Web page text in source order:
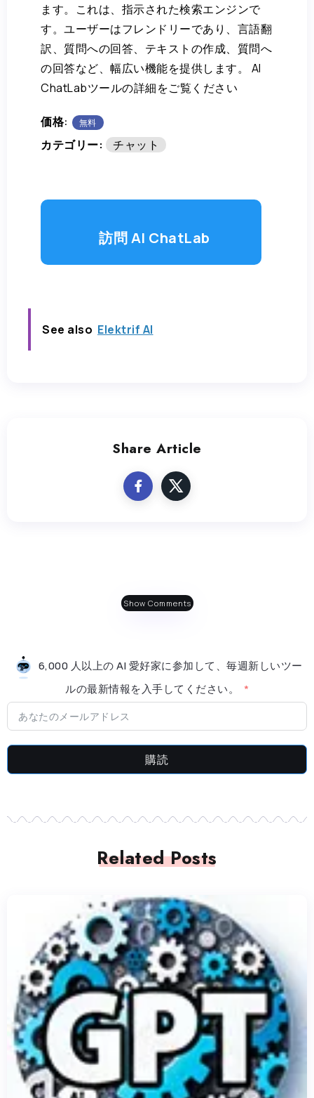
ます。これは、指示された検索エンジンで
す。ユーザーはフレンドリーであり、言語翻
訳、質問への回答、テキストの作成、質問へ
の回答など、幅広い機能を提供します。 AI
ChatLabツールの詳細をご覧ください
価格: 無料
カテゴリー: チャット
訪問 AI ChatLab
See also Elektrif AI
Share Article
Show Comments
6,000 人以上の AI 愛好家に参加して、毎週新しいツー
ルの最新情​​報を入手してください。
購読
Related Posts